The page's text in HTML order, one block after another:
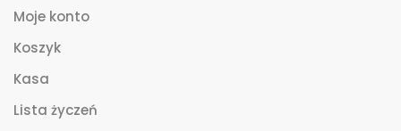
Moje konto
Koszyk
Kasa
Lista życzeń